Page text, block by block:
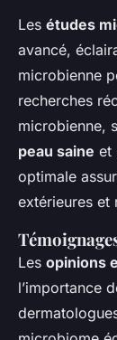
Les études
avancé,
microbienne
recherches
microbienne,
peau saine et
optimale
extérieures et
Les opinions
l’importance